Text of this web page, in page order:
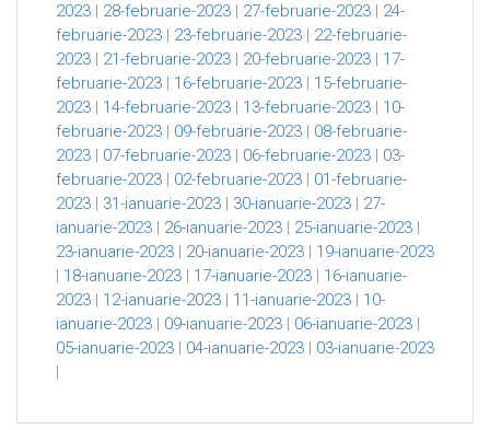
2023 | 28-februarie-2023 | 27-februarie-2023 | 24-
februarie-2023 | 23-februarie-2023 | 22-februarie-
2023 | 21-februarie-2023 | 20-februarie-2023 | 17-
februarie-2023 | 16-februarie-2023 | 15-februarie-
2023 | 14-februarie-2023 | 13-februarie-2023 | 10-
februarie-2023 | 09-februarie-2023 | 08-februarie-
2023 | 07-februarie-2023 | 06-februarie-2023 | 03-
februarie-2023 | 02-februarie-2023 | 01-februarie-
2023 | 31-ianuarie-2023 | 30-ianuarie-2023 | 27-
ianuarie-2023 | 26-ianuarie-2023 | 25-ianuarie-2023 |
23-ianuarie-2023 | 20-ianuarie-2023 | 19-ianuarie-2023
| 18-ianuarie-2023 | 17-ianuarie-2023 | 16-ianuarie-
2023 | 12-ianuarie-2023 | 11-ianuarie-2023 | 10-
ianuarie-2023 | 09-ianuarie-2023 | 06-ianuarie-2023 |
05-ianuarie-2023 | 04-ianuarie-2023 | 03-ianuarie-2023
|